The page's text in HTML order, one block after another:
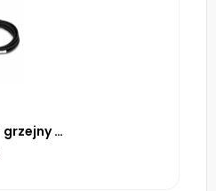
THERMOVAL Przewód grzejny TV SHTV 30 W/m – 21m